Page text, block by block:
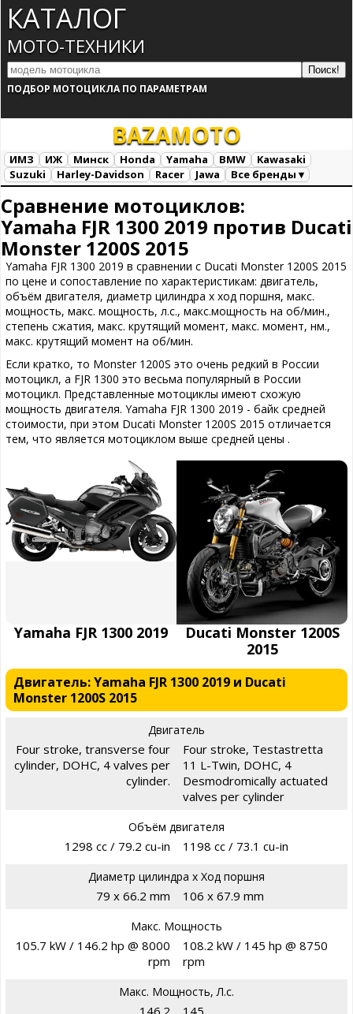
КАТАЛОГ
МОТО-ТЕХНИКИ
ПОДБОР МОТОЦИКЛА ПО ПАРАМЕТРАМ
BAZAMOTO
ИМЗ ИЖ Минск Honda Yamaha BMW
Kawasaki
Suzuki
Harley-Davidson Racer Jawa
Все бренды ▾
Сравнение мотоциклов:
Yamaha FJR 1300 2019 против Ducati
Monster 1200S 2015
Yamaha FJR 1300 2019 в сравнении с Ducati Monster 1200S 2015
по цене и сопоставление по характеристикам: двигатель,
объём двигателя, диаметр цилиндра х ход поршня, макс.
мощность, макс. мощность, л.с., макс.мощность на об/мин.,
степень сжатия, макс. крутящий момент, макс. момент, нм.,
макс. крутящий момент на об/мин.
Если кратко, то Monster 1200S это очень редкий в России
мотоцикл, а FJR 1300 это весьма популярный в России
мотоцикл. Представленные мотоциклы имеют схожую
мощность двигателя. Yamaha FJR 1300 2019 - байк средней
стоимости, при этом Ducati Monster 1200S 2015 отличается
тем, что является мотоциклом выше средней цены .
Yamaha FJR 1300 2019
Ducati Monster 1200S
2015
Двигатель: Yamaha FJR 1300 2019 и Ducati
Monster 1200S 2015
Двигатель
Four stroke, transverse four
cylinder, DOHC, 4 valves per
cylinder.
Four stroke, Testastretta
11 L-Twin, DOHC, 4
Desmodromically actuated
valves per cylinder
Объём двигателя
1298 cc / 79.2 cu-in 1198 cc / 73.1 cu-in
Диаметр цилиндра х Ход поршня
79 x 66.2 mm 106 x 67.9 mm
Макс. Мощность
105.7 kW / 146.2 hp @ 8000
rpm
108.2 kW / 145 hp @ 8750
rpm
Макс. Мощность, Л.с.